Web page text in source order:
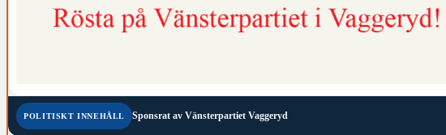
POLITISKT INNEHÅLL Sponsrat av Vänsterpartiet Vaggeryd